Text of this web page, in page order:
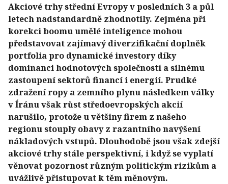
Akciové trhy střední Evropy v posledních 3 a půl
letech nadstandardně zhodnotily. Zejména při
korekci boomu umělé inteligence mohou
představovat zajímavý diverzifikační doplněk
portfolia pro dynamické investory díky
dominanci hodnotových společností a silnému
zastoupení sektorů financí i energií. Prudké
zdražení ropy a zemního plynu následkem války
v Íránu však růst středoevropských akcií
narušilo, protože u většiny firem z našeho
regionu stouply obavy z razantního navýšení
nákladových vstupů. Dlouhodobě jsou však zdejší
akciové trhy stále perspektivní, i když se vyplatí
věnovat pozornost různým politickým rizikům a
uvážlivě přistupovat k těm měnovým.